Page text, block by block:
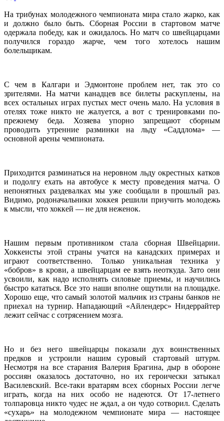
На трибунах молодежного чемпионата мира стало жарко, как
и должно было быть. Сборная России в стартовом матче
одержала победу, как и ожидалось. Но матч со швейцарцами
получился гораздо жарче, чем того хотелось нашим
болельщикам.
С чем в Калгари и Эдмонтоне проблем нет, так это со
зрителями. На матчи канадцев все билеты раскуплены, на
всех остальных играх пустых мест очень мало. На условия в
отелях тоже никто не жалуется, а вот с тренировками по-
прежнему беда. Хозяева упорно запрещают сборным
проводить утренние разминки на льду «Саддлома» —
основной арены чемпионата.
Приходится разминаться на неровном льду окрестных катков
и подолгу ехать на автобусе к месту проведения матча. О
непонятных раздевалках мы уже сообщали в прошлый раз.
Видимо, родоначальники хоккея решили приучить молодежь
к мысли, что хоккей — не для неженок.
Нашим первым противником стала сборная Швейцарии.
Хоккеисты этой страны учатся на канадских примерах и
играют соответственно. Только уникальная техника у
«бобров» в крови, а швейцарцам ее взять неоткуда. Зато они
усвоили, как надо исполнять силовые приемы, и научились
быстро кататься. Все это наши вполне ощутили на площадке.
Хорошо еще, что самый золотой мальчик из страны банков не
приехал на турнир. Нападающий «Айлендерс» Нидеррайтер
лежит сейчас с сотрясением мозга.
Но и без него швейцарцы показали дух воинственных
предков и устроили нашим суровый стартовый штурм.
Несмотря на все старания Валерия Брагина, дыр в обороне
россиян оказалось достаточно, но их героически затыкал
Василевский. Все-таки вратарям всех сборных России легче
играть, когда на них особо не надеются. От 17-летнего
толпаровца никто чудес не ждал, а он чудо сотворил. Сделать
«сухарь» на молодежном чемпионате мира — настоящее